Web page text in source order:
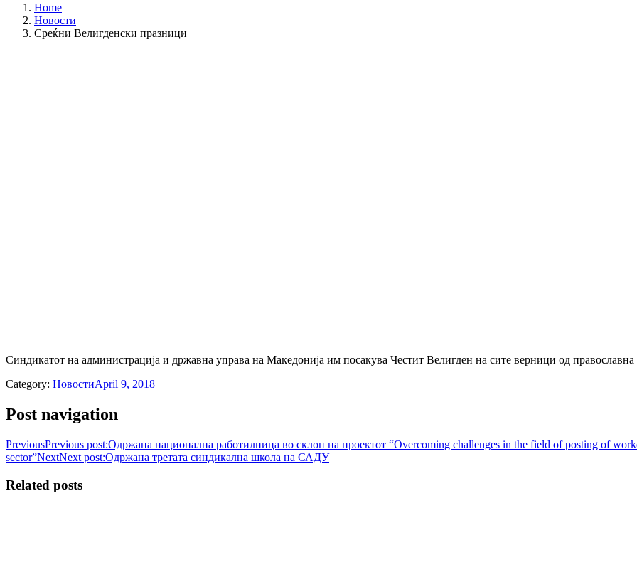
Home
Новости
Среќни Велигденски празници
Синдикатот на администрација и државна управа на Македонија им посакува Честит Велигден на сите верници од
Category: НовостиApril 9, 2018
Post navigation
PreviousPrevious post:Одржана национална работилница во склоп на проектот “Overcoming challenges in the field of posting of
sector”NextNext post:Одржана третата синдикална школа на САДУ
Related posts